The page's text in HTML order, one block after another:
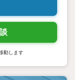
動します